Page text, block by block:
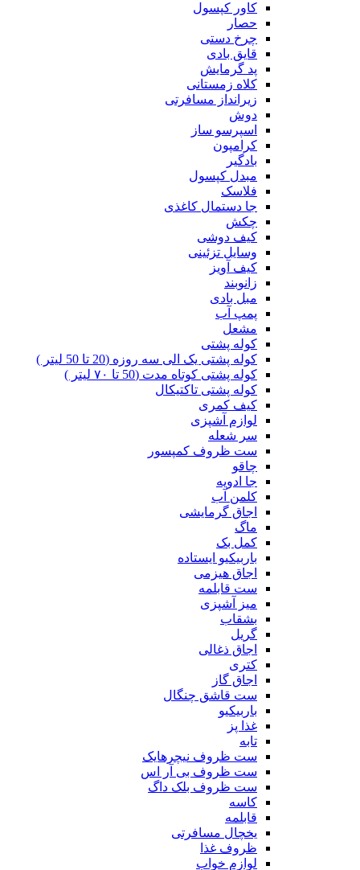
کاور کپسول
حصار
چرخ دستی
قایق بادی
پد گرمایش
کلاه زمستانی
زیرانداز مسافرتی
دوش
اسپرسو ساز
کرامپون
بادگیر
مبدل کپسول
فلاسک
جا دستمال کاغذی
چکش
کیف دوشی
وسایل تزئینی
کیف آویز
زانوبند
مبل بادی
پمپ آب
مشعل
کوله پشتی
کوله پشتی یک الی سه روزه (20 تا 50 لیتر )
کوله پشتی کوتاه مدت (50 تا ۷۰ لیتر )
کوله پشتی تاکتیکال
کیف کمری
لوازم آشپزی
سر شعله
ست ظروف کمپسور
چاقو
جا ادویه
کلمن آب
اجاق گرمایشی
ماگ
کمل بک
باربیکیو ایستاده
اجاق هیزمی
ست قابلمه
میز آشپزی
بشقاب
گریل
اجاق ذغالی
کتری
اجاق گاز
ست قاشق چنگال
باربیکیو
غذا پز
تابه
ست ظروف نیچرهایک
ست ظروف بی آر اس
ست ظروف بلک داگ
کاسه
قابلمه
یخچال مسافرتی
ظروف غذا
لوازم خواب